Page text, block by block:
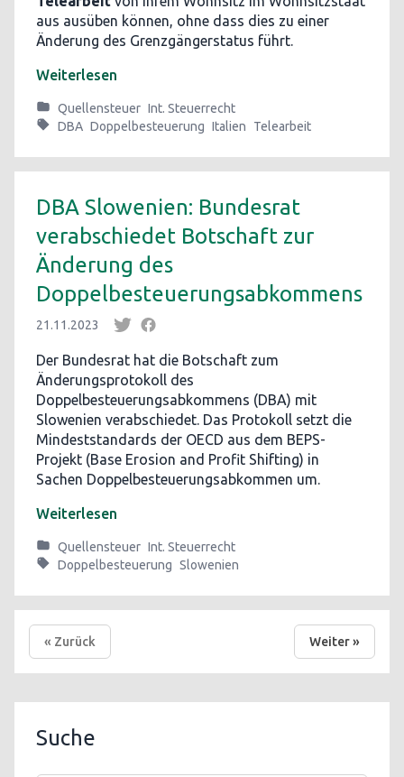
aus ausüben können, ohne dass dies zu einer
Änderung des Grenzgängerstatus führt.
Weiterlesen
Quellensteuer Int. Steuerrecht
DBA Doppelbesteuerung Italien Telearbeit
DBA Slowenien: Bundesrat
verabschiedet Botschaft zur
Änderung des
Doppelbesteuerungsabkommens
21.11.2023
Der Bundesrat hat die Botschaft zum
Änderungsprotokoll des
Doppelbesteuerungsabkommens (DBA) mit
Slowenien verabschiedet. Das Protokoll setzt die
Mindeststandards der OECD aus dem BEPS-
Projekt (Base Erosion and Profit Shifting) in
Sachen Doppelbesteuerungsabkommen um.
Weiterlesen
Quellensteuer Int. Steuerrecht
Doppelbesteuerung Slowenien
« Zurück Weiter »
Suche